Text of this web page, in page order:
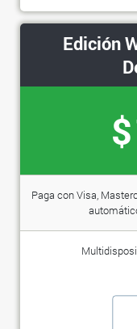
Edición
Paga con Visa,